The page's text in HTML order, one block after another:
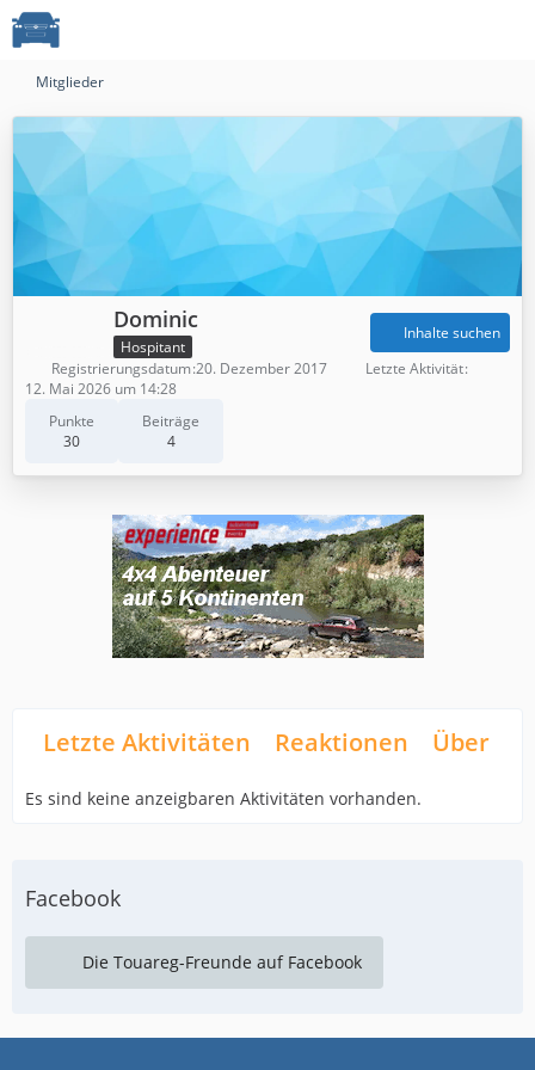
Mitglieder
Dominic
Hospitant
Punkte
30
Beiträge
4
Inhalte suchen
Registrierungsdatum 20. Dezember 2017
Letzte Aktivität
12. Mai 2026 um 14:28
Letzte Aktivitäten Reaktionen Über
Es sind keine anzeigbaren Aktivitäten vorhanden.
Facebook
Die Touareg-Freunde auf Facebook